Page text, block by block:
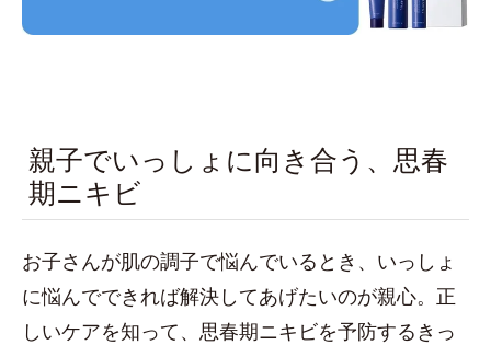
親子でいっしょに向き合う、思春
期ニキビ
お子さんが肌の調子で悩んでいるとき、いっしょ
に悩んでできれば解決してあげたいのが親心。正
しいケアを知って、思春期ニキビを予防するきっ